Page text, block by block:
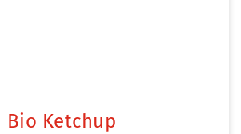
Bio Ketchup